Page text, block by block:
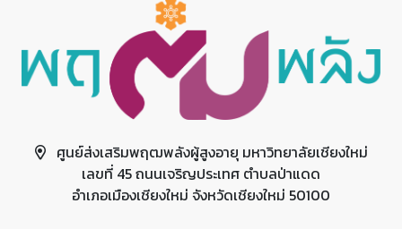
ศูนย์ส่งเสริมพฤฒพลังผู้สูงอายุ มหาวิทยาลัยเชียงใหม่
เลขที่ 45 ถนนเจริญประเทศ ตำบลป่าแดด
อำเภอเมืองเชียงใหม่ จังหวัดเชียงใหม่ 50100